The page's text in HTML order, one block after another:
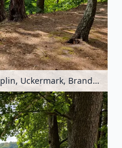
Uferweg am Lübbesee bei Templin, Uckermark, Brandenburg, Deutschland